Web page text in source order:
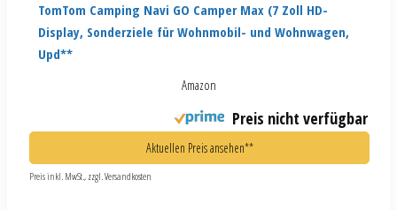
TomTom Camping Navi GO Camper Max (7 Zoll HD-
Display, Sonderziele für Wohnmobil- und Wohnwagen,
Upd**
Amazon
Preis nicht verfügbar
Aktuellen Preis ansehen**
Preis inkl. MwSt., zzgl. Versandkosten